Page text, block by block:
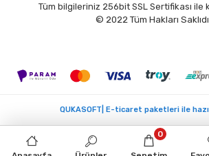
Tüm bilgileriniz 256bit SSL Sertifikası ile
© 2022 Tüm Hakları
0
QUKASOFT| E-ticaret paketleri ile